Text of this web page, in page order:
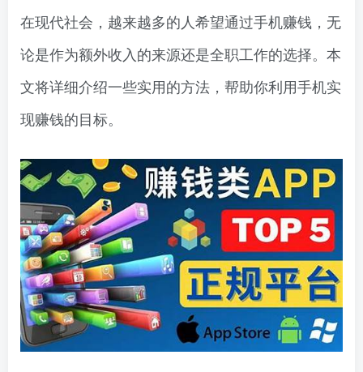
在现代社会，越来越多的人希望通过手机赚钱，无
论是作为额外收入的来源还是全职工作的选择。本
文将详细介绍一些实用的方法，帮助你利用手机实
现赚钱的目标。